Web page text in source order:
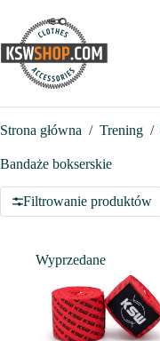
treści
Strona główna / Trening /
Bandaże bokserskie
Filtrowanie produktów
Wyprzedane